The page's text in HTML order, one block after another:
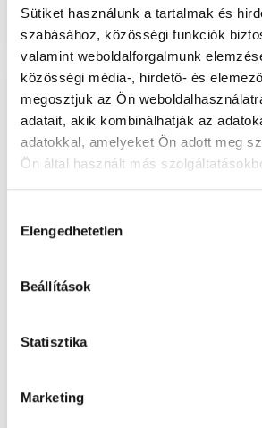
Sütiket használunk a tartalmak és
szabásához, közösségi funkciók
valamint weboldalforgalmunk
közösségi média-, hirdető- és
megosztjuk az Ön
adatait, akik kombinálhatják az
adatokkal, amelyeket Ön adott meg
Ön által használt más
kiválasztása
Elengedhetetlen
Beállítások
Statisztika
Marketing
Különleges páros élmény a
1116 Budapest Vegyész utca 10. 1.em/2